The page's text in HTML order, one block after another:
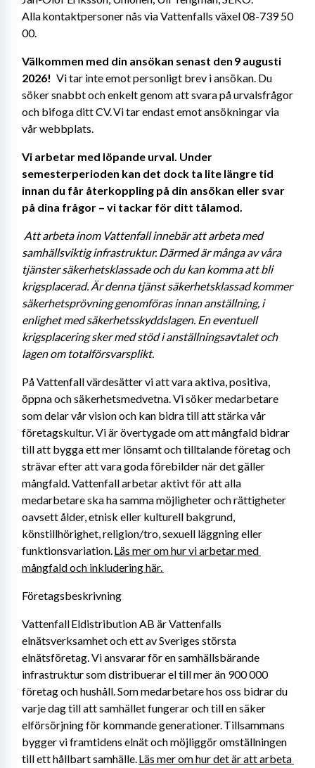
Alla kontaktpersoner nås via Vattenfalls växel 08-739 50
00.
Välkommen med din ansökan senast den 9 augusti
2026! Vi tar inte emot personligt brev i ansökan. Du
söker snabbt och enkelt genom att svara på urvalsfrågor
och bifoga ditt CV. Vi tar endast emot ansökningar via
vår webbplats.
Vi arbetar med löpande urval. Under
semesterperioden kan det dock ta lite längre tid
innan du får återkoppling på din ansökan eller svar
på dina frågor – vi tackar för ditt tålamod.
Att arbeta inom Vattenfall innebär att arbeta med
samhällsviktig infrastruktur. Därmed är många av våra
tjänster säkerhetsklassade och du kan komma att bli
krigsplacerad. Är denna tjänst säkerhetsklassad kommer
säkerhetsprövning genomföras innan anställning, i
enlighet med säkerhetsskyddslagen. En eventuell
krigsplacering sker med stöd i anställningsavtalet och
lagen om totalförsvarsplikt.
På Vattenfall värdesätter vi att vara aktiva, positiva,
öppna och säkerhetsmedvetna. Vi söker medarbetare
som delar vår vision och kan bidra till att stärka vår
företagskultur. Vi är övertygade om att mångfald bidrar
till att bygga ett mer lönsamt och tilltalande företag och
strävar efter att vara goda förebilder när det gäller
mångfald. Vattenfall arbetar aktivt för att alla
medarbetare ska ha samma möjligheter och rättigheter
oavsett ålder, etnisk eller kulturell bakgrund,
könstillhörighet, religion/tro, sexuell läggning eller
funktionsvariation. Läs mer om hur vi arbetar med
mångfald och inkludering här.
Företagsbeskrivning
Vattenfall Eldistribution AB är Vattenfalls
elnätsverksamhet och ett av Sveriges största
elnätsföretag. Vi ansvarar för en samhällsbärande
infrastruktur som distribuerar el till mer än 900 000
företag och hushåll. Som medarbetare hos oss bidrar du
varje dag till att samhället fungerar och till en säker
elförsörjning för kommande generationer. Tillsammans
bygger vi framtidens elnät och möjliggör omställningen
till ett hållbart samhälle. Läs mer om hur det är att arbeta